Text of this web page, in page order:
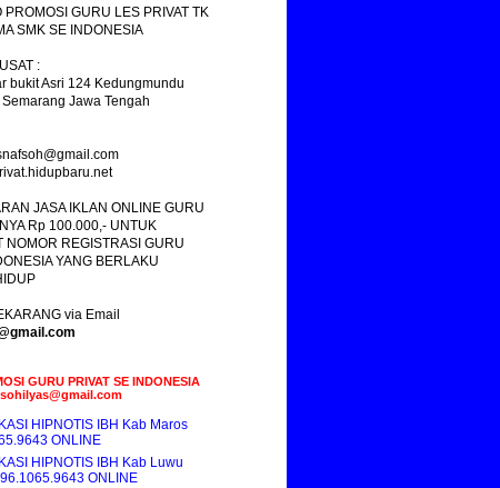
PROMOSI GURU LES PRIVAT TK
SMK SE INDONESIA
:
bukit Asri 124 Kedungmundu
Jawa Tengah
JASA IKLAN ONLINE GURU
Rp 100.000,- UNTUK
NOMOR REGISTRASI GURU
YANG BERLAKU
via Email
GURU PRIVAT SE INDONESIA
HIPNOTIS IBH Kab Maros
ONLINE
HIPNOTIS IBH Kab Luwu
ONLINE